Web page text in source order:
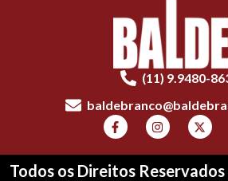
(11) 9.9480-
Todos os Direitos